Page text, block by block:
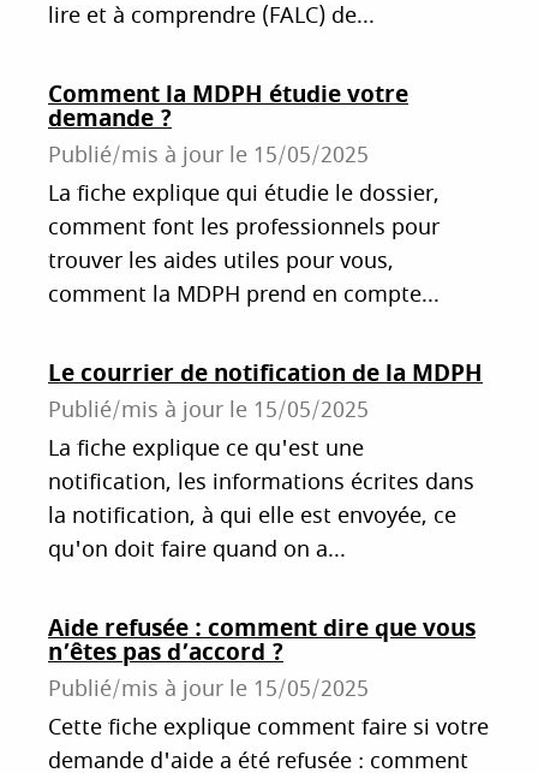
lire et à comprendre (FALC) de...
Comment la MDPH étudie votre
demande ?
Publié/mis à jour le 15/05/2025
La fiche explique qui étudie le dossier,
comment font les professionnels pour
trouver les aides utiles pour vous,
comment la MDPH prend en compte...
Le courrier de notification de la MDPH
Publié/mis à jour le 15/05/2025
La fiche explique ce qu'est une
notification, les informations écrites dans
la notification, à qui elle est envoyée, ce
qu'on doit faire quand on a...
Aide refusée : comment dire que vous
n’êtes pas d’accord ?
Publié/mis à jour le 15/05/2025
Cette fiche explique comment faire si votre
demande d'aide a été refusée : comment